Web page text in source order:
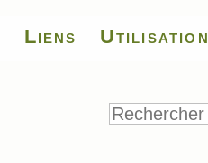
Liens Utilisation